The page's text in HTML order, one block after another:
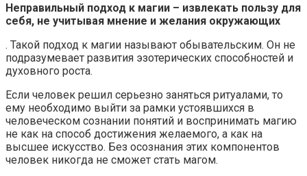
Неправильный подход к магии – извлекать пользу для
себя, не учитывая мнение и желания окружающих
. Такой подход к магии называют обывательским. Он не
подразумевает развития эзотерических способностей и
духовного роста.
Если человек решил серьезно заняться ритуалами, то
ему необходимо выйти за рамки устоявшихся в
человеческом сознании понятий и воспринимать магию
не как на способ достижения желаемого, а как на
высшее искусство. Без осознания этих компонентов
человек никогда не сможет стать магом.